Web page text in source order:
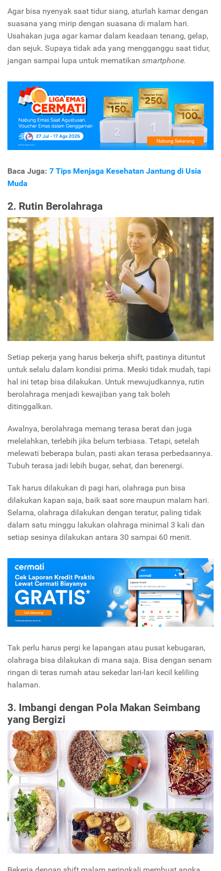
Agar bisa nyenyak saat tidur siang, aturlah kamar dengan
suasana yang mirip dengan suasana di malam hari.
Usahakan juga agar kamar dalam keadaan tenang, gelap,
dan sejuk. Supaya tidak ada yang mengganggu saat tidur,
jangan sampai lupa untuk mematikan smartphone.
Baca Juga: 7 Tips Menjaga Kesehatan Jantung di Usia
Muda
2. Rutin Berolahraga
Setiap pekerja yang harus bekerja shift, pastinya dituntut
untuk selalu dalam kondisi prima. Meski tidak mudah, tapi
hal ini tetap bisa dilakukan. Untuk mewujudkannya, rutin
berolahraga menjadi kewajiban yang tak boleh
ditinggalkan.
Awalnya, berolahraga memang terasa berat dan juga
melelahkan, terlebih jika belum terbiasa. Tetapi, setelah
melewati beberapa bulan, pasti akan terasa perbedaannya.
Tubuh terasa jadi lebih bugar, sehat, dan berenergi.
Tak harus dilakukan di pagi hari, olahraga pun bisa
dilakukan kapan saja, baik saat sore maupun malam hari.
Selama, olahraga dilakukan dengan teratur, paling tidak
dalam satu minggu lakukan olahraga minimal 3 kali dan
setiap sesinya dilakukan antara 30 sampai 60 menit.
Tak perlu harus pergi ke lapangan atau pusat kebugaran,
olahraga bisa dilakukan di mana saja. Bisa dengan senam
ringan di teras rumah atau sekedar lari-lari kecil keliling
halaman.
3. Imbangi dengan Pola Makan Seimbang
yang Bergizi